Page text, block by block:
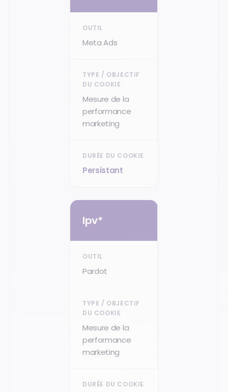
Meta Ads
Mesure de la
performance
marketing
Persistant
lpv*
Pardot
Mesure de la
performance
marketing